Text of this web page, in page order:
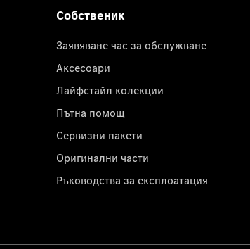
Собственик
Заявяване час за обслужване
Аксесоари
Лайфстайл колекции
Пътна помощ
Сервизни пакети
Оригинални части
Ръководства за експлоатация